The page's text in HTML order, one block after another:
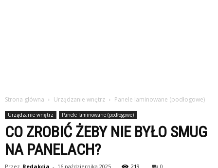
Strona główna Urządzanie wnętrz Panele laminowane (podłogowe)
Urządzanie wnętrz Panele laminowane (podłogowe)
CO ZROBIĆ ŻEBY NIE BYŁO SMUG
NA PANELACH?
Przez Redakcja - 16 października 2025 219 0